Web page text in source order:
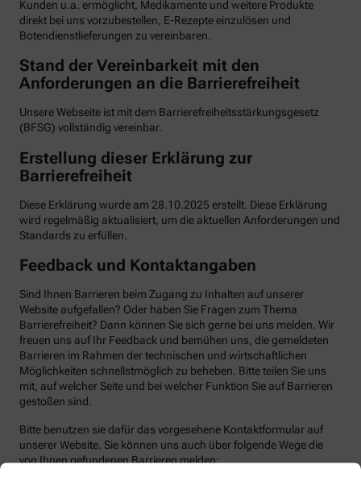
Kunden u.a. ermöglicht, Medikamente und weitere Produkte
direkt bei uns vorzubestellen, E-Rezepte einzulösen und
Botendienstlieferungen zu vereinbaren.
Stand der Vereinbarkeit mit den
Anforderungen an die Barrierefreiheit
Unsere Webseite ist mit dem Barrierefreiheitsstärkungsgesetz
(BFSG) vollständig vereinbar.
Erstellung dieser Erklärung zur
Barrierefreiheit
Diese Erklärung wurde am 28.10.2025 erstellt. Diese Erklärung
wird regelmäßig aktualisiert, um die aktuellen Anforderungen und
Standards zu erfüllen.
Feedback und Kontaktangaben
Sind Ihnen Barrieren beim Zugang zu Inhalten auf unserer
Website aufgefallen? Oder haben Sie Fragen zum Thema
Barrierefreiheit? Dann können Sie sich gerne bei uns melden. Wir
freuen uns auf Ihr Feedback und bemühen uns, die gemeldeten
Barrieren im Rahmen der technischen und wirtschaftlichen
Möglichkeiten schnellstmöglich zu beheben. Bitte teilen Sie uns
mit, auf welcher Seite und bei welcher Funktion Sie auf Barrieren
gestoßen sind.
Bitte benutzen sie dafür das vorgesehene Kontaktformular auf
unserer Website. Sie können uns auch über folgende Wege die
von Ihnen gefundenen Barrieren melden: